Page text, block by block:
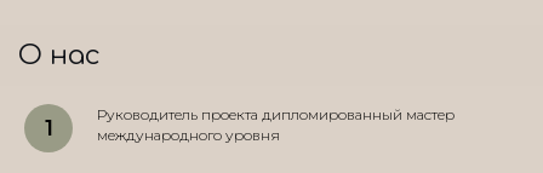
О нас
Руководитель проекта дипломированный мастер
международного уровня